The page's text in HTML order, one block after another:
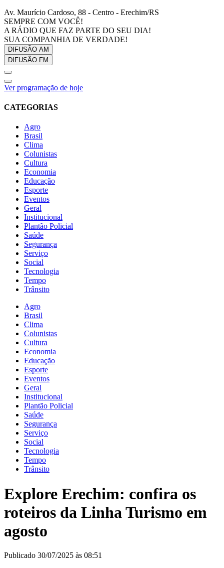
Av. Maurício Cardoso, 88 - Centro - Erechim/RS
SEMPRE COM VOCÊ!
A RÁDIO QUE FAZ PARTE DO SEU DIA!
SUA COMPANHIA DE VERDADE!
DIFUSÃO AM
DIFUSÃO FM
Ver programação de hoje
CATEGORIAS
Agro
Brasil
Clima
Colunistas
Cultura
Economia
Educação
Esporte
Eventos
Geral
Institucional
Plantão Policial
Saúde
Segurança
Serviço
Social
Tecnologia
Tempo
Trânsito
Agro
Brasil
Clima
Colunistas
Cultura
Economia
Educação
Esporte
Eventos
Geral
Institucional
Plantão Policial
Saúde
Segurança
Serviço
Social
Tecnologia
Tempo
Trânsito
Explore Erechim: confira os
roteiros da Linha Turismo em
agosto
Publicado 30/07/2025 às 08:51